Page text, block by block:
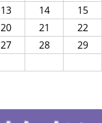
13 14
15
20 21
22
27 28
29